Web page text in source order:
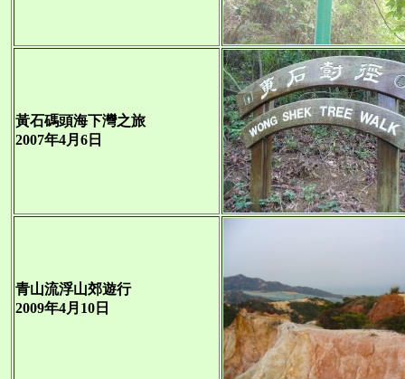
黃石碼頭海下灣之旅
2007年4月6日
青山流浮山郊遊行
2009年4月10日